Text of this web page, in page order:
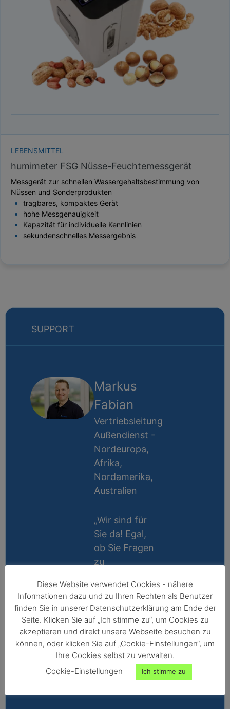
SCHÜTTDICHTE
GEWICHT / MASSE
LEBENSMITTEL
humimeter FSG Nüsse-Feuchtemessgerät
Messgerät zur schnellen Wassergehaltsbestimmung von
Nüssen und Sonderprodukten
tragbares, kompaktes Gerät
hohe Messgenauigkeit
Kapazität für individuelle Kennlinien
sekundenschnelles Messergebnis
SUPPORT
Markus
Fabian
Vertriebsleitung
Außendienst -
Nordeuropa,
Afrika,
Nordamerika,
Australien
„Wir sind für
Sie da! Egal,
ob Sie Fragen
zu
Kalibrierung,
Zubehör oder
Technik
haben, wir
helfen gerne
persönlich
weiter!“
Lifetime
Support
10 Jahre
Reparatur-
Diese Website verwendet Cookies - nähere
Informationen dazu und zu Ihren Rechten als Benutzer
finden Sie in unserer Datenschutzerklärung am Ende der
Seite. Klicken Sie auf „Ich stimme zu“, um Cookies zu
akzeptieren und direkt unsere Webseite besuchen zu
können, oder klicken Sie auf „Cookie-Einstellungen“, um
Ihre Cookies selbst zu verwalten.
Cookie-Einstellungen
Ich stimme zu